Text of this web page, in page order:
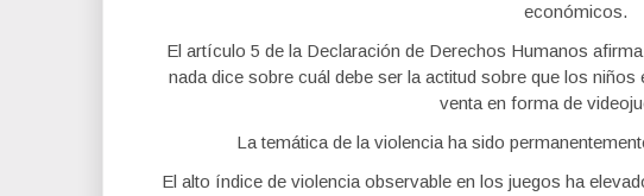
económicos.
El artículo 5 de la Declaración de Derechos Humanos
nada dice sobre cuál debe ser la actitud sobre que los
venta en forma de
La temática de la violencia ha sido
El alto índice de violencia observable en los juegos ha